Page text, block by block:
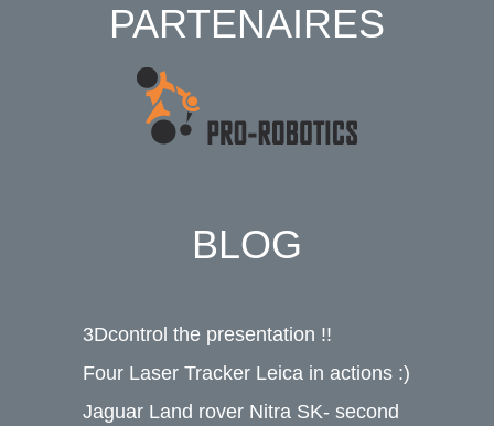
PARTENAIRES
BLOG
3Dcontrol the presentation !!
Four Laser Tracker Leica in actions :)
Jaguar Land rover Nitra SK- second